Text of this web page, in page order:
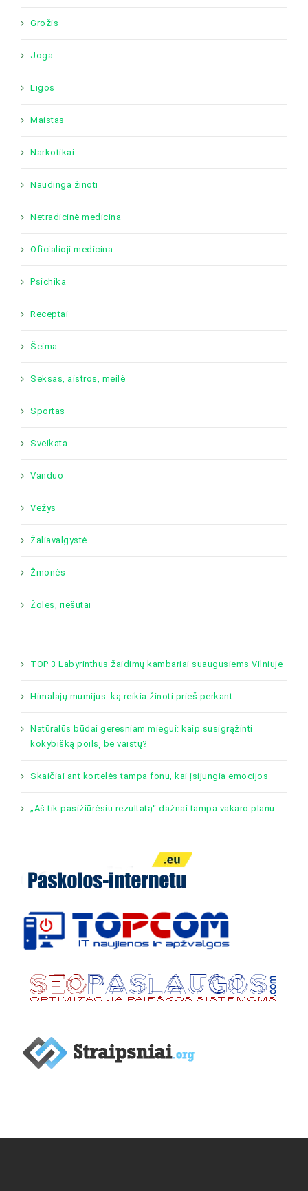
Grožis
Joga
Ligos
Maistas
Narkotikai
Naudinga žinoti
Netradicinė medicina
Oficialioji medicina
Psichika
Receptai
Šeima
Seksas, aistros, meilė
Sportas
Sveikata
Vanduo
Vėžys
Žaliavalgystė
Žmonės
Žolės, riešutai
TOP 3 Labyrinthus žaidimų kambariai suaugusiems Vilniuje
Himalajų mumijus: ką reikia žinoti prieš perkant
Natūralūs būdai geresniam miegui: kaip susigrąžinti
kokybišką poilsį be vaistų?
Skaičiai ant kortelės tampa fonu, kai įsijungia emocijos
„Aš tik pasižiūrėsiu rezultatą“ dažnai tampa vakaro planu